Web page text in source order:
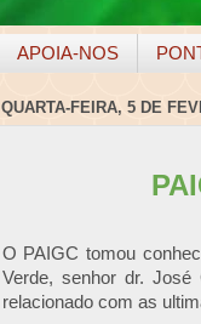
APOIA-NOS
QUARTA-FEIRA, 5 DE
O PAIGC tomou
Verde, senhor dr. José
relacionado com as